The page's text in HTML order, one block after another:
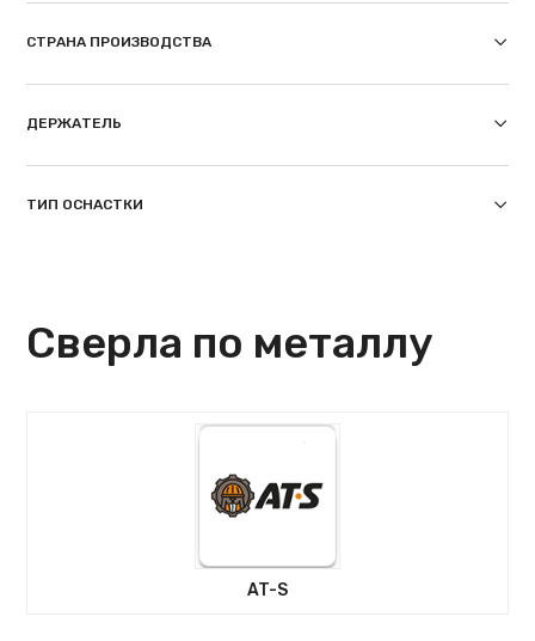
СТРАНА ПРОИЗВОДСТВА
ДЕРЖАТЕЛЬ
ТИП ОСНАСТКИ
Сверла по металлу
AT-S